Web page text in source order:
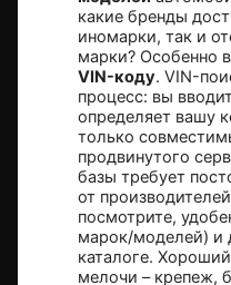
какие бренды
иномарки, так и
марки? Особенно
VIN-коду. VIN-
процесс: вы
определяет вашу
только
продвинутого
базы требует
от
посмотрите,
марок/моделей) и
каталоге.
мелочи – крепеж,